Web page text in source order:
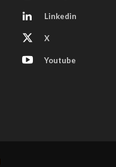
Linkedin
X
Youtube